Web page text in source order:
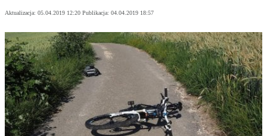
Aktualizacja: 05.04.2019 12:20 Publikacja: 04.04.2019 18:57